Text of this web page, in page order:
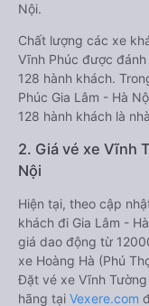
Nội.
Chất lượng các xe
Vĩnh Phúc được
128 hành khách.
Phúc Gia Lâm - Hà
128 hành khách là
2. Giá vé xe Vĩnh
Nội
Hiện tại, theo cập
khách đi Gia Lâm -
giá dao động từ
xe Hoàng Hà (Phú
Đặt vé xe Vĩnh
hãng tại Vexere.com